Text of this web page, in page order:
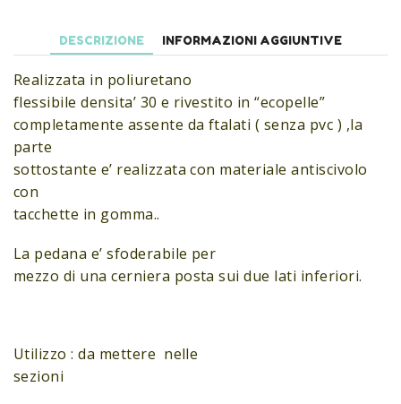
DESCRIZIONE INFORMAZIONI AGGIUNTIVE
Realizzata in poliuretano
flessibile densita’ 30 e rivestito in “ecopelle”
completamente assente da ftalati ( senza pvc ) ,la
parte
sottostante e’ realizzata con materiale antiscivolo
con
tacchette in gomma..
La pedana e’ sfoderabile per
mezzo di una cerniera posta sui due lati inferiori.
Utilizzo : da mettere nelle
sezioni